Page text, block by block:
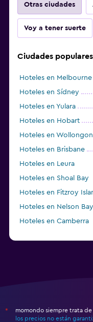
Otras ciudades
Voy a tener suerte
Ciudades
Hoteles en Melbourne
Hoteles en Sídney
Hoteles en Yulara
Hoteles en Hobart
Hoteles en
Hoteles en Brisbane
Hoteles en Leura
Hoteles en Shoal Bay
Hoteles en Fitzroy
Hoteles en Nelson Bay
Hoteles en Camberra
*
momondo siempre trata
los precios no están